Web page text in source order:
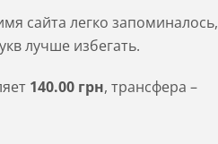
сайта легко запоминалось,
лучше избегать.
140.00грн, трансфера –